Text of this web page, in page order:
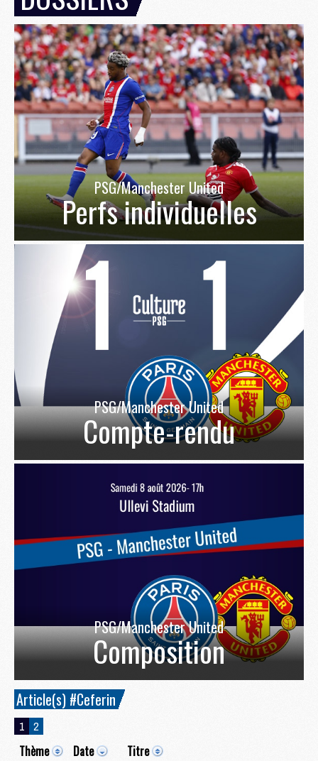
PSG/Manchester United
Perfs individuelles
PSG/Manchester United
Compte-rendu
PSG/Manchester United
Composition
Article(s) #Ceferin
1 2
Thème Date Titre